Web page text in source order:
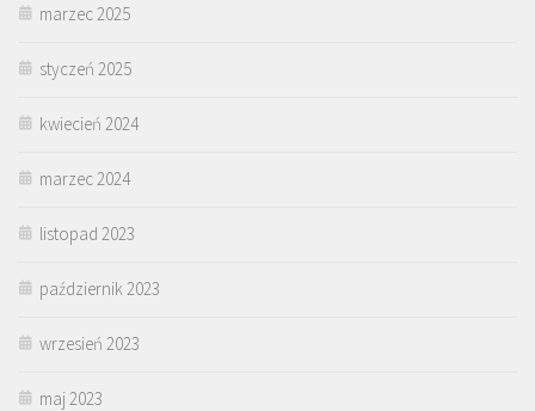
marzec 2025
styczeń 2025
kwiecień 2024
marzec 2024
listopad 2023
październik 2023
wrzesień 2023
maj 2023